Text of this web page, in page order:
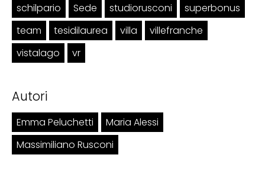
schilpario
Sede studiorusconi
superbonus
team
tesidilaurea villa
villefranche
vistalago
vr
Autori
Emma Peluchetti
Maria Alessi
Massimiliano Rusconi